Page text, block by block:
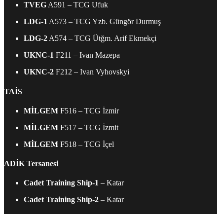
TVEGA591 – TCG Ufuk
LDG-1A573 – TCG Yzb. Güngör Durmuş
LDG-2A574 – TCG Ütğm. Arif Ekmekçi
UKNC-1 F211 – Ivan Mazepa
UKNC-2 F212 – Ivan Vyhovskyi
TAİS
MİLGEM F516 – TCG İzmir
MİLGEM F517 – TCG İzmit
MİLGEM F518 – TCG İçel
ADİK Tersanesi
Cadet Training Ship-1 – Katar
Cadet Training Ship-2 – Katar